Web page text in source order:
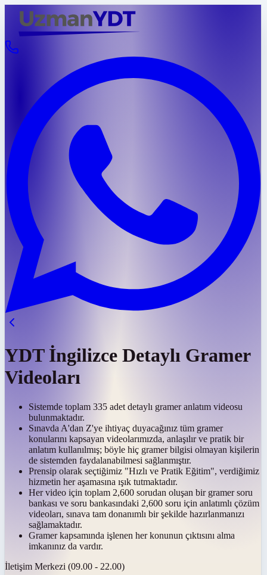
YDT İngilizce Detaylı Gramer
Videoları
Sistemde toplam 335 adet detaylı gramer anlatım videosu
bulunmaktadır.
Sınavda A'dan Z'ye ihtiyaç duyacağınız tüm gramer
konularını kapsayan videolarımızda, anlaşılır ve pratik bir
anlatım kullanılmış; böyle hiç gramer bilgisi olmayan kişilerin
de sistemden faydalanabilmesi sağlanmıştır.
Prensip olarak seçtiğimiz "Hızlı ve Pratik Eğitim", verdiğimiz
hizmetin her aşamasına ışık tutmaktadır.
Her video için toplam 2,600 sorudan oluşan bir gramer soru
bankası ve soru bankasındaki 2,600 soru için anlatımlı çözüm
videoları, sınava tam donanımlı bir şekilde hazırlanmanızı
sağlamaktadır.
Gramer kapsamında işlenen her konunun çıktısını alma
imkanınız da vardır.
İletişim Merkezi (09.00 - 22.00)